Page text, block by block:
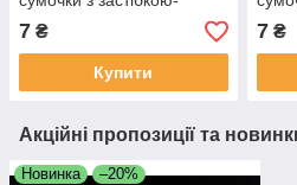
блискавкою ручкою для
подарунків 23х15х3 см
7 ₴
Купити
7₴
Акційні пропозиції та
Новинка –20%